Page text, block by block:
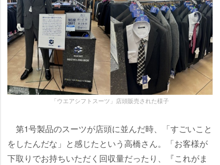
「ウエアシフトスーツ」店頭販売された様子
第1号製品のスーツが店頭に並んだ時、「すごいこと
をしたんだな」と感じたという高橋さん。「お客様が
下取りでお持ちいただく回収量だったり、『これがま